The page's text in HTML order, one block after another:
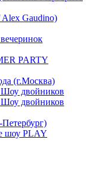
Alex Gaudino)
PARTY
(г.Москва)
двойников
двойников
шоу PLAY